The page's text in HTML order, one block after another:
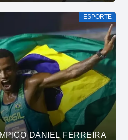
ESPORTE
DANIEL FERREIRA